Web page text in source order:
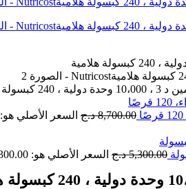
8,700.00 د.ج السعر الأصلي هو: 8,700.00 د.ج.
5,300.00 د.ج السعر الأصلي هو: 5,300.00 د.ج.